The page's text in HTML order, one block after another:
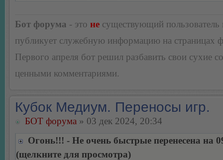
Бот форума - это не существующий пользователь
публикует служебную информацию на страницах
Первого апреля бот решил разбавить свои сухие
ценными комментариями.
Кубок Медиум. Переносы игр.
БОТ форума » 03 дек 2024, 20:34
Огонь!!! - Не очень быстрые перенесена на
(щелкните для просмотра)